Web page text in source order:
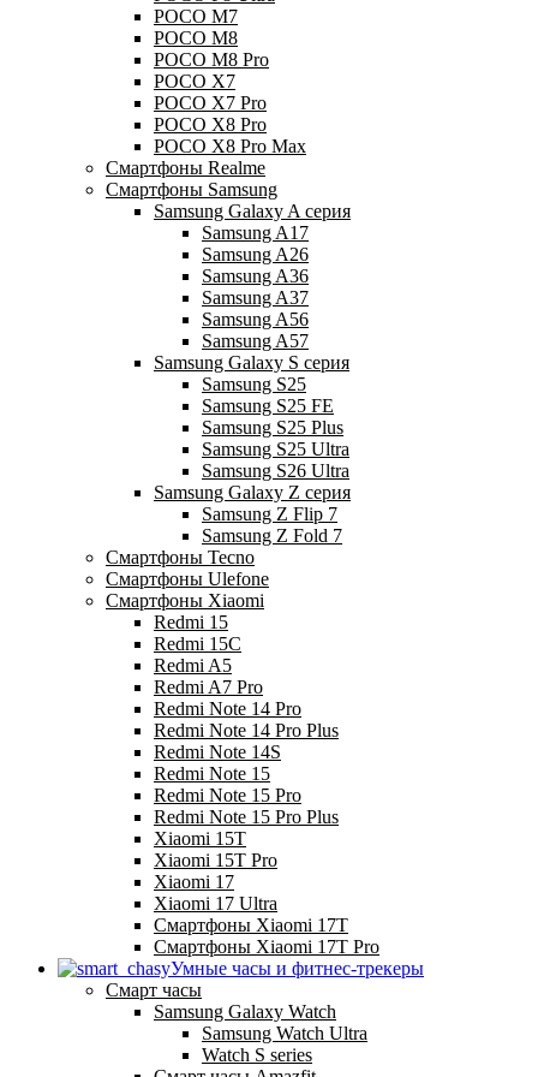
POCO M7
POCO M8
POCO M8 Pro
POCO X7
POCO X7 Pro
POCO X8 Pro
POCO X8 Pro Max
Смартфоны Realme
Смартфоны Samsung
Samsung Galaxy A серия
Samsung A17
Samsung A26
Samsung A36
Samsung A37
Samsung A56
Samsung A57
Samsung Galaxy S серия
Samsung S25
Samsung S25 FE
Samsung S25 Plus
Samsung S25 Ultra
Samsung S26 Ultra
Samsung Galaxy Z серия
Samsung Z Flip 7
Samsung Z Fold 7
Смартфоны Tecno
Смартфоны Ulefone
Смартфоны Xiaomi
Redmi 15
Redmi 15C
Redmi A5
Redmi A7 Pro
Redmi Note 14 Pro
Redmi Note 14 Pro Plus
Redmi Note 14S
Redmi Note 15
Redmi Note 15 Pro
Redmi Note 15 Pro Plus
Xiaomi 15T
Xiaomi 15T Pro
Xiaomi 17
Xiaomi 17 Ultra
Смартфоны Xiaomi 17Т
Смартфоны Xiaomi 17Т Pro
Умные часы и фитнес-трекеры
Смарт часы
Samsung Galaxy Watch
Samsung Watch Ultra
Watch S series